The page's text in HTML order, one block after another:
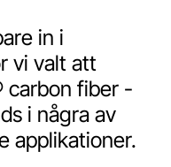
in i
vi valt att
carbon fiber -
i några av
applikationer.